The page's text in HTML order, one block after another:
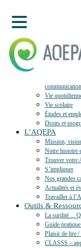
communication
Vie
Vie scolaire
Études et
Droits et
L’AQEPA
Mission,
Notre histoire
Trouver votre
S’impliquer
Nos grandes
Actualités et
Travailler à
Outils &
La surdité…
Guide
Plaisir de lire
CLASSS –